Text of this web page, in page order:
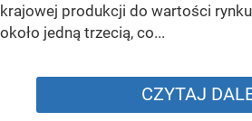
krajowej produkcji do wartości
około jedną trzecią, co...
CZYTAJ